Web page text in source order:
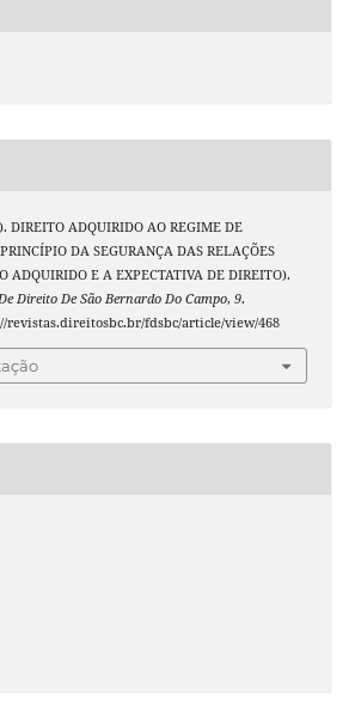
DIREITO ADQUIRIDO AO REGIME DE
DA SEGURANÇA DAS RELAÇÕES
ADQUIRIDO E A EXPECTATIVA DE DIREITO).
Direito De São Bernardo Do Campo, 9.
revistas.direitosbc.br/fdsbc/article/view/468